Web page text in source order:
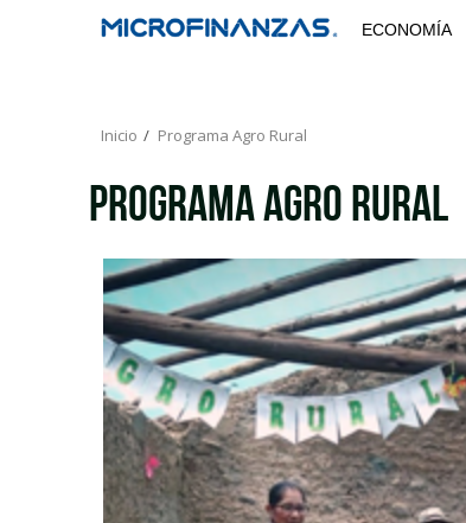
ECONOMÍA
Inicio Programa Agro Rural
Programa Agro Rural